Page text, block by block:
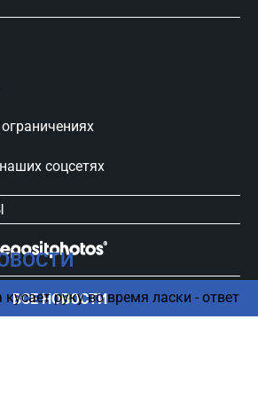
руку во время ласки - ответ
ВСЕ НОВОСТИ
соцсетях
права защищены